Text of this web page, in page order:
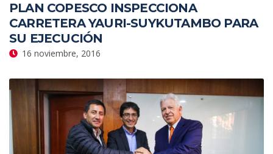
PLAN COPESCO INSPECCIONA
CARRETERA YAURI-SUYKUTAMBO PARA
SU EJECUCIÓN
16 noviembre, 2016